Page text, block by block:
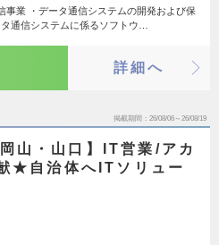
事業 ・データ通信システムの開発および保
通信システムに係るソフトウ…
詳細へ
掲載期間 26/08/06～26/08/19
山・山口】IT営業/アカ
★自治体へITソリュー